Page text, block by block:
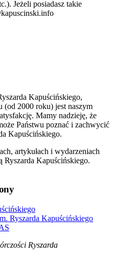
Jeżeli posiadasz takie
Kapuścińskiego,
(od 2000 roku) jest naszym
Mamy nadzieję, że
Państwu poznać i zachwycić
Kapuścińskiego.
artykułach i wydarzeniach
Ryszarda Kapuścińskiego.
Ryszarda Kapuścińskiego
Ryszarda